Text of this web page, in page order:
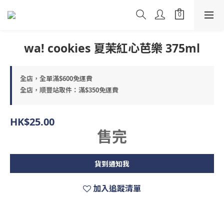
wa! cookies 夏茉紅心芭樂 375ml
全店，全單滿$600免運費
全店，順豐站取件：滿$350免運費
HK$25.00
售完
貨到通知我
加入追蹤清單